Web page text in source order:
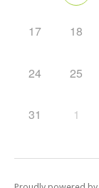
17 18
24 25
31 1